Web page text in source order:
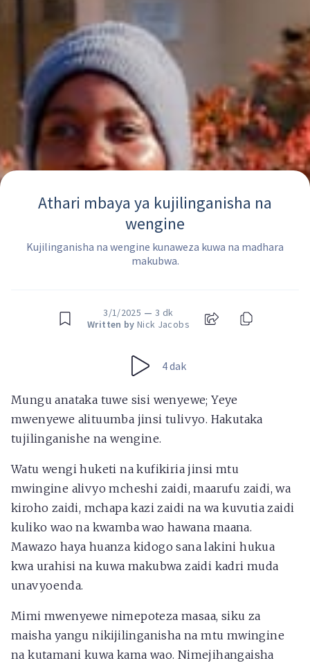
Athari mbaya ya kujilinganisha na
wengine
Kujilinganisha na wengine kunaweza kuwa na madhara
makubwa.
3/1/2025 — 3 dk
Written by Nick Jacobs
4 dak
Mungu anataka tuwe sisi wenyewe; Yeye
mwenyewe alituumba jinsi tulivyo. Hakutaka
tujilinganishe na wengine.
Watu wengi huketi na kufikiria jinsi mtu
mwingine alivyo mcheshi zaidi, maarufu zaidi, wa
kiroho zaidi, mchapa kazi zaidi na wa kuvutia zaidi
kuliko wao na kwamba wao hawana maana.
Mawazo haya huanza kidogo sana lakini hukua
kwa urahisi na kuwa makubwa zaidi kadri muda
unavyoenda.
Mimi mwenyewe nimepoteza masaa, siku za
maisha yangu nikijilinganisha na mtu mwingine
na kutamani kuwa kama wao. Nimejihangaisha